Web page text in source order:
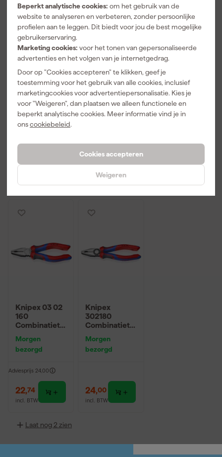
Beperkt analytische cookies: om het gebruik van de
website te analyseren en verbeteren, zonder persoonlijke
profielen aan te leggen. Dit biedt voor jou de best mogelijke
gebruikerservaring.
Marketing cookies: voor het tonen van gepersonaliseerde
advertenties en het volgen van je internetgedrag.
Door op "Cookies accepteren" te klikken, geef je
toestemming voor het gebruik van alle cookies, inclusief
marketingcookies voor advertentiepersonalisatie. Kies je
voor "Weigeren", dan plaatsen we alleen functionele en
beperkt analytische cookies. Meer informatie vind je in
onscookiebeleid.
Cookies accepteren
Weigeren
Facom
89.JP8AL 8-
delige
Inbussleutelse
t lang - Torx -
incl. BTW
Knipex
Cobra HiTech
Waterpompta
Adviesprijs 34,00
,52
Knipex 87 00
100 Cobra XS
Waterpompta
ng - 100mm
Knipex 03 02
160
Combinatieta
Morgen
bezorgd
Adviesprijs 24,00
22,74
incl. BTW
Knipex
302180
Combinatieta
Morgen
bezorgd
24,00
incl. BTW
Laat nog 2 zien